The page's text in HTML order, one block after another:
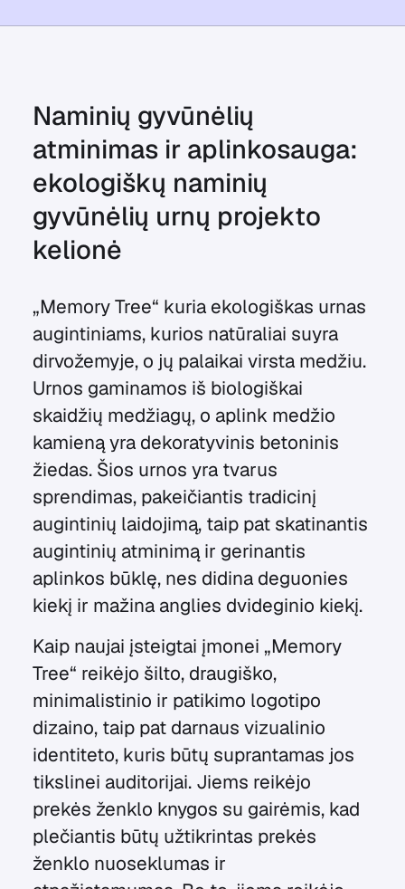
Naminių gyvūnėlių
atminimas ir aplinkosauga:
ekologiškų naminių
gyvūnėlių urnų projekto
kelionė
„Memory Tree“ kuria ekologiškas urnas
augintiniams, kurios natūraliai suyra
dirvožemyje, o jų palaikai virsta medžiu.
Urnos gaminamos iš biologiškai
skaidžių medžiagų, o aplink medžio
kamieną yra dekoratyvinis betoninis
žiedas. Šios urnos yra tvarus
sprendimas, pakeičiantis tradicinį
augintinių laidojimą, taip pat skatinantis
augintinių atminimą ir gerinantis
aplinkos būklę, nes didina deguonies
kiekį ir mažina anglies dvideginio kiekį.
Kaip naujai įsteigtai įmonei „Memory
Tree“ reikėjo šilto, draugiško,
minimalistinio ir patikimo logotipo
dizaino, taip pat darnaus vizualinio
identiteto, kuris būtų suprantamas jos
tikslinei auditorijai. Jiems reikėjo
prekės ženklo knygos su gairėmis, kad
plečiantis būtų užtikrintas prekės
ženklo nuoseklumas ir